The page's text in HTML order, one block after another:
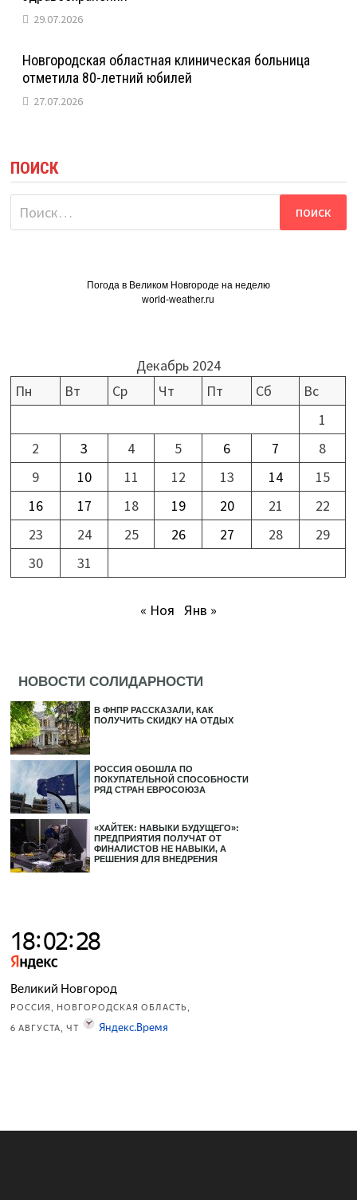
29.07.2026
Новгородская областная клиническая больница
отметила 80-летний юбилей
27.07.2026
ПОИСК
Найти:
Погода в Великом Новгороде на неделю
world-weather.ru
Декабрь 2024
Пн
Вт Ср Чт Пт Сб
Вс
1
2
3 4 5 6 7
8
9
10 11 12 13 14
15
16
17 18 19 20 21
22
23
24 25 26 27 28
29
30
31
« Ноя Янв »
НОВОСТИ СОЛИДАРНОСТИ
В ФНПР РАССКАЗАЛИ, КАК
ПОЛУЧИТЬ СКИДКУ НА ОТДЫХ
РОССИЯ ОБОШЛА ПО
ПОКУПАТЕЛЬНОЙ СПОСОБНОСТИ
РЯД СТРАН ЕВРОСОЮЗА
«ХАЙТЕК: НАВЫКИ БУДУЩЕГО»:
ПРЕДПРИЯТИЯ ПОЛУЧАТ ОТ
ФИНАЛИСТОВ НЕ НАВЫКИ, А
РЕШЕНИЯ ДЛЯ ВНЕДРЕНИЯ